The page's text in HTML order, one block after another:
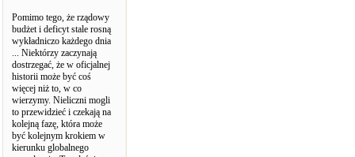
Pomimo tego, że rządowy
budżet i deficyt stale rosną
wykładniczo każdego dnia
... Niektórzy zaczynają
dostrzegać, że w oficjalnej
historii może być coś
więcej niż to, w co
wierzymy. Nieliczni mogli
to przewidzieć i czekają na
kolejną fazę, która może
być kolejnym krokiem w
kierunku globalnego